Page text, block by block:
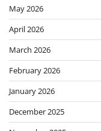
May 2026
April 2026
March 2026
February 2026
January 2026
December 2025